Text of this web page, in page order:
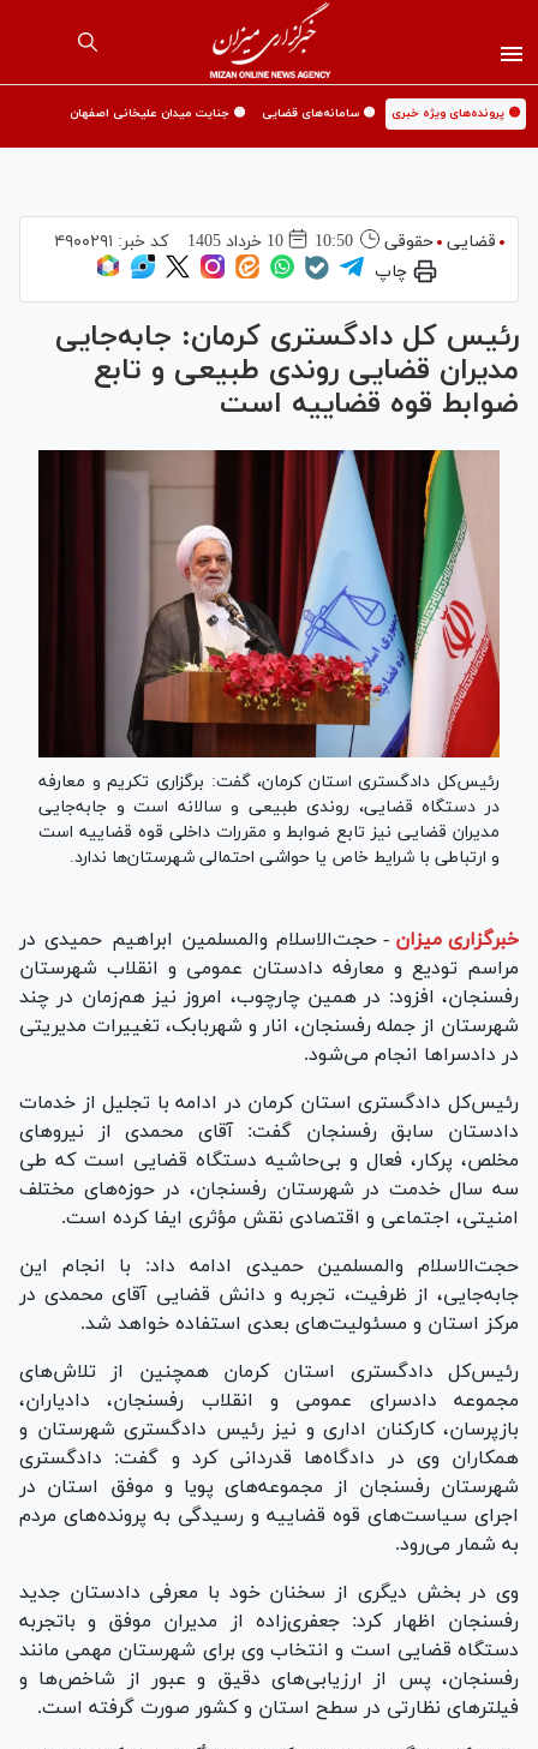
🟡 پرونده‌های ویژه خبری 🟡 سامانه‌های قضایی 🟡 جنایت میدان علیخانی اصفهان
قضایی حقوقی 10:50 10 خرداد 1405 کد خبر: ۴۹۰۰۲۹۱
چاپ
رئیس کل دادگستری کرمان: جابه‌جایی
مدیران قضایی روندی طبیعی و تابع
ضوابط قوه قضاییه است
رئیس‌کل دادگستری استان کرمان، گفت: برگزاری تکریم و معارفه
در دستگاه قضایی، روندی طبیعی و سالانه است و جابه‌جایی
مدیران قضایی نیز تابع ضوابط و مقررات داخلی قوه قضاییه است
و ارتباطی با شرایط خاص یا حواشی احتمالی شهرستان‌ها ندارد.
خبرگزاری میزان - حجت‌الاسلام والمسلمین ابراهیم حمیدی در
مراسم تودیع و معارفه دادستان عمومی و انقلاب شهرستان
رفسنجان، افزود: در همین چارچوب، امروز نیز هم‌زمان در چند
شهرستان از جمله رفسنجان، انار و شهربابک، تغییرات مدیریتی
در دادسرا‌ها انجام می‌شود.
رئیس‌کل دادگستری استان کرمان در ادامه با تجلیل از خدمات
دادستان سابق رفسنجان گفت: آقای محمدی از نیرو‌های
مخلص، پرکار، فعال و بی‌حاشیه دستگاه قضایی است که طی
سه سال خدمت در شهرستان رفسنجان، در حوزه‌های مختلف
امنیتی، اجتماعی و اقتصادی نقش مؤثری ایفا کرده است.
حجت‌الاسلام والمسلمین حمیدی ادامه داد: با انجام این
جابه‌جایی، از ظرفیت، تجربه و دانش قضایی آقای محمدی در
مرکز استان و مسئولیت‌های بعدی استفاده خواهد شد.
رئیس‌کل دادگستری استان کرمان همچنین از تلاش‌های
مجموعه دادسرای عمومی و انقلاب رفسنجان، دادیاران،
بازپرسان، کارکنان اداری و نیز رئیس دادگستری شهرستان و
همکاران وی در دادگاه‌ها قدردانی کرد و گفت: دادگستری
شهرستان رفسنجان از مجموعه‌های پویا و موفق استان در
اجرای سیاست‌های قوه قضاییه و رسیدگی به پرونده‌های مردم
به شمار می‌رود.
وی در بخش دیگری از سخنان خود با معرفی دادستان جدید
رفسنجان اظهار کرد: جعفری‌زاده از مدیران موفق و باتجربه
دستگاه قضایی است و انتخاب وی برای شهرستان مهمی مانند
رفسنجان، پس از ارزیابی‌های دقیق و عبور از شاخص‌ها و
فیلتر‌های نظارتی در سطح استان و کشور صورت گرفته است.